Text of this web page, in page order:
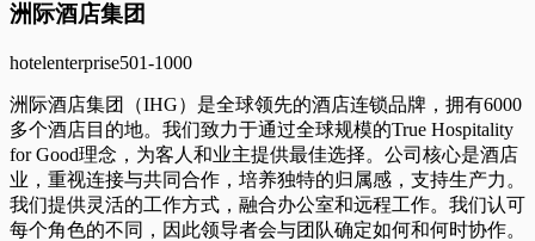
洲际酒店集团
hotelenterprise501-1000
洲际酒店集团（IHG）是全球领先的酒店连锁品牌，拥有6000
多个酒店目的地。我们致力于通过全球规模的True Hospitality
for Good理念，为客人和业主提供最佳选择。公司核心是酒店
业，重视连接与共同合作，培养独特的归属感，支持生产力。
我们提供灵活的工作方式，融合办公室和远程工作。我们认可
每个角色的不同，因此领导者会与团队确定如何和何时协作。